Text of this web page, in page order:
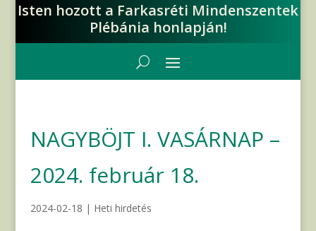
Isten hozott a Farkasréti Mindenszentek
Plébánia honlapján!
NAGYBÖJT I. VASÁRNAP –
2024. február 18.
2024-02-18 | Heti hirdetés